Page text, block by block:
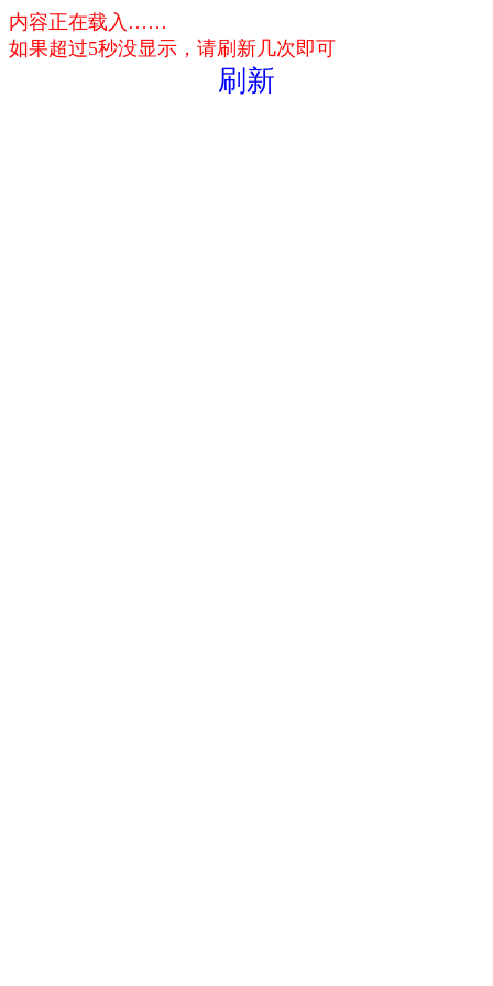
内容正在载入……
如果超过5秒没显示，请刷新几次即可
刷新